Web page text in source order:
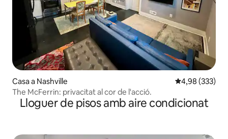
Casa a Nashville 4,98 de
4,98 (333)
The McFerrin: privacitat al cor de l'acció.
Lloguer de pisos amb aire condicionat